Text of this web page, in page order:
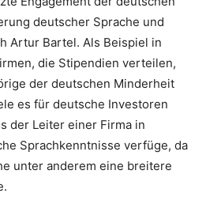
deutscher Sprache und
Artur Bartel. Als Beispiel in
die Stipendien verteilen,
der deutschen Minderheit
es für deutsche Investoren
der Leiter einer Firma in
Sprachkenntnisse verfüge, da
unter anderem eine breitere